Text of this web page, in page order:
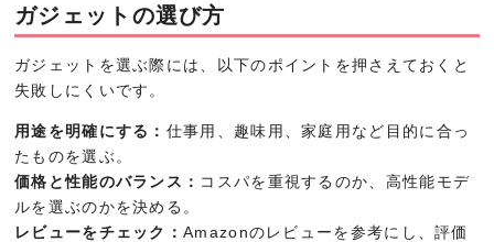
ガジェットの選び方
ガジェットを選ぶ際には、以下のポイントを押さえておくと
失敗しにくいです。
用途を明確にする： 仕事用、趣味用、家庭用など目的に合っ
たものを選ぶ。
価格と性能のバランス： コスパを重視するのか、高性能モデ
ルを選ぶのかを決める。
レビューをチェック： Amazonのレビューを参考にし、評価